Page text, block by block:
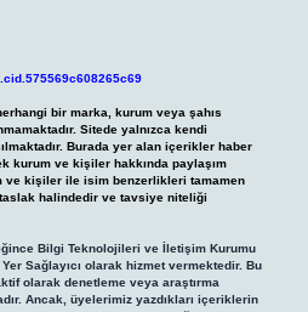
bir marka, kurum veya şahıs
Sitede yalnızca kendi
Burada yer alan içerikler haber
kurum ve kişiler hakkında paylaşım
ve kişiler ile isim benzerlikleri tamamen
halindedir ve tavsiye niteliği
Bilgi Teknolojileri ve İletişim Kurumu
Sağlayıcı olarak hizmet vermektedir. Bu
olarak denetleme veya araştırma
Ancak, üyelerimiz yazdıkları içeriklerin